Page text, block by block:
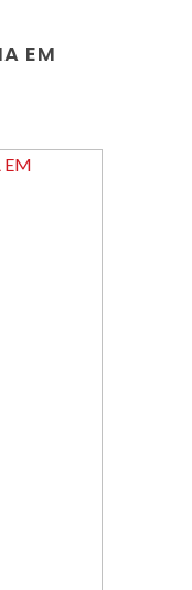
EM